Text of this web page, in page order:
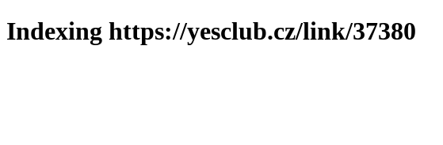
Indexing https://yesclub.cz/link/37380